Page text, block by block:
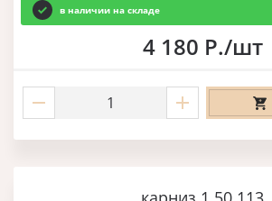
в наличии на складе
4 180 Р./шт